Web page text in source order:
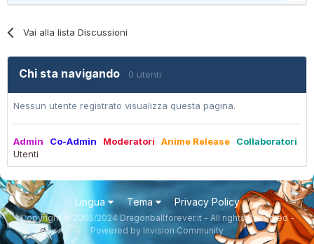
Vai alla lista Discussioni
Chi sta navigando 0 utenti
Nessun utente registrato visualizza questa pagina.
Admin Co-Admin Moderatori Anime Release
Collaboratori
Utenti
Lingua Tema Privacy Policy
Copyright © 2005/2024 Dragonballforever.it - All rights Reserved -
Powered by Invision Community